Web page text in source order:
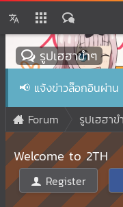
รูปเฮฮาขำๆ
📢 แจ้งข่าวล๊อกอินผ่าน
Forum
รูปเฮฮาข
Welcome to 2TH
Register